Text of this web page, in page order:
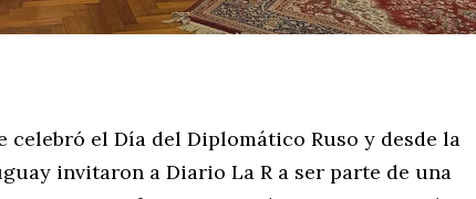
celebró el Día del Diplomático Ruso y desde la
invitaron a Diario La R a ser parte de una